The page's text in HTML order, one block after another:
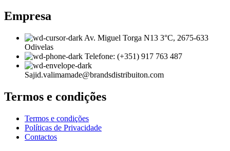
Empresa
Av. Miguel Torga N13 3°C, 2675-633
Odivelas
Telefone: (+351) 917 763 487
Sajid.valimamade@brandsdistribuiton.com
Termos e condições
Termos e condições
Políticas de Privacidade
Contactos